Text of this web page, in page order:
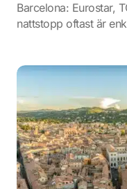
Barcelona: Eurostar,
nattstopp oftast är